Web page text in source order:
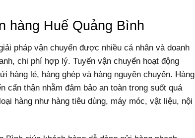
hàng Huế Quảng Bình
pháp vận chuyển được nhiều cá nhân và doanh
chi phí hợp lý. Tuyến vận chuyển hoạt động
hàng lẻ, hàng ghép và hàng nguyên chuyến. Hàng
cẩn thận nhằm đảm bảo an toàn trong suốt quá
hàng như hàng tiêu dùng, máy móc, vật liệu, nội